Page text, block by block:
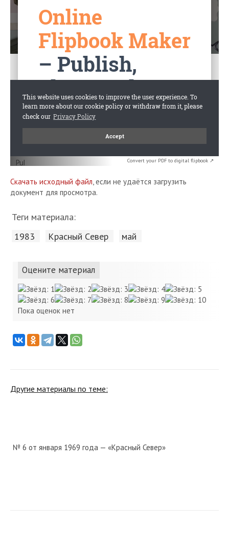
Convert your PDF to digital flipbook ↗
Скачать исходный файл, если не удаётся загрузить
документ для просмотра.
Теги материала:
1983 Красный Cевер май
Оцените материал
Пока оценок нет
Другие материалы по теме:
№ 6 от января 1969 года — «Красный Север»